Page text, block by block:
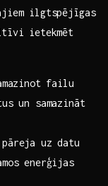
ilgtspējīgas
ietekmēt​
failu
un samazināt​
pāreja uz datu
enerģijas